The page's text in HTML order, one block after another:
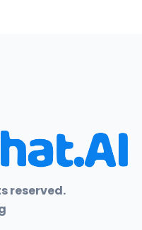
reserved.